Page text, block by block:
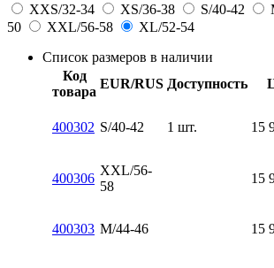
XXS/32-34
XS/36-38 S/40-42
50
XXL/56-58
XL/52-54
Список размеров в наличии
Код
товара
EUR/RUS Доступность
400302 S/40-42 1 шт. 15
400306
XXL/56-
58
15
400303 M/44-46 15